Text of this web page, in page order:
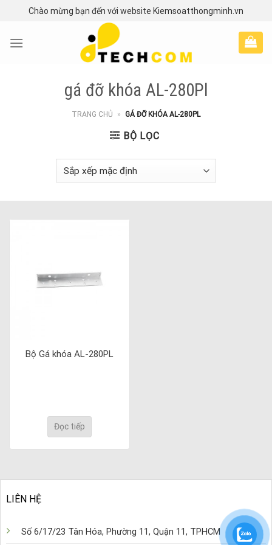
content
Chào mừng bạn đến với website Kiemsoatthongminh.vn
gá đỡ khóa AL-280Pl
TRANG CHỦ » GÁ ĐỠ KHÓA AL-280PL
BỘ LỌC
Bộ Gá khóa AL-280PL
Đọc tiếp
LIÊN HỆ
Số 6/17/23 Tân Hóa, Phường 11, Quận 11, TPHCM